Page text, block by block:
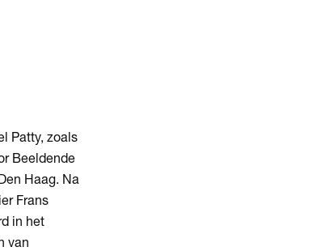
Patty, zoals
Beeldende
Haag. Na
Frans
in het
van